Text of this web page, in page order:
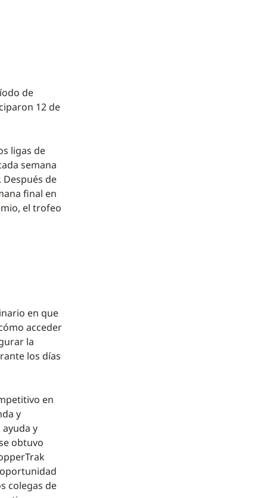
de
12 de
ligas de
semana
de
final en
el trofeo
en que
acceder
la
los días
en
y
y
obtuvo
colegas de